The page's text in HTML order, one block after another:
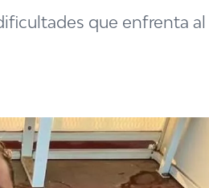
que enfrenta